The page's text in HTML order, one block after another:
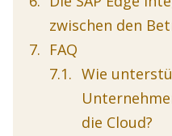
zwischen den
FAQ
Wie
die Cloud?